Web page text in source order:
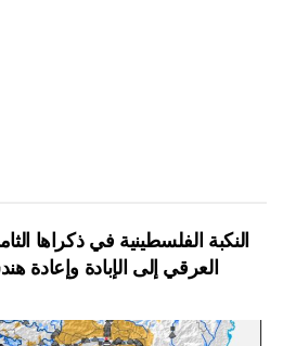
النكبة الفلسطينية في ذكراها